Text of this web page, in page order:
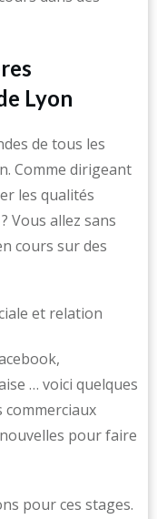
Lyon
de tous les
Comme dirigeant
les qualités
Vous allez sans
cours sur des
… voici quelques
commerciaux
pour faire
pour ces stages.